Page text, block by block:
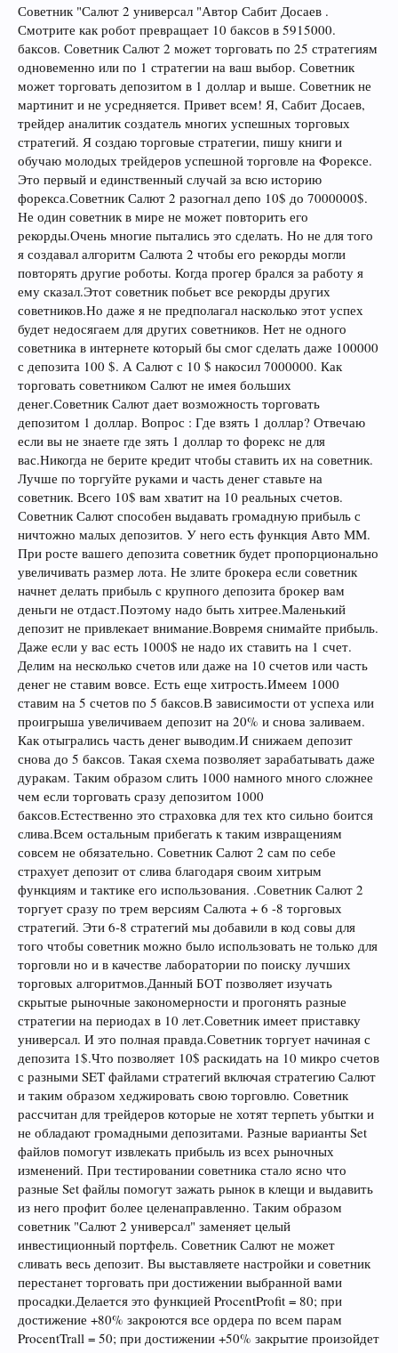
Советник "Салют 2 универсал "Автор Сабит Досаев .
Смотрите как робот превращает 10 баксов в 5915000.
баксов. Советник Салют 2 может торговать по 25 стратегиям
одновеменно или по 1 стратегии на ваш выбор. Советник
может торговать депозитом в 1 доллар и выше. Советник не
мартинит и не усредняется. Привет всем! Я, Сабит Досаев,
трейдер аналитик создатель многих успешных торговых
стратегий. Я создаю торговые стратегии, пишу книги и
обучаю молодых трейдеров успешной торговле на Форексе.
Это первый и единственный случай за всю историю
форекса.Советник Салют 2 разогнал депо 10$ до 7000000$.
Не один советник в мире не может повторить его
рекорды.Очень многие пытались это сделать. Но не для того
я создавал алгоритм Салюта 2 чтобы его рекорды могли
повторять другие роботы. Когда прогер брался за работу я
ему сказал.Этот советник побьет все рекорды других
советников.Но даже я не предполагал насколько этот успех
будет недосягаем для других советников. Нет не одного
советника в интернете который бы смог сделать даже 100000
с депозита 100 $. А Салют с 10 $ накосил 7000000. Как
торговать советником Салют не имея больших
денег.Советник Салют дает возможность торговать
депозитом 1 доллар. Вопрос : Где взять 1 доллар? Отвечаю
если вы не знаете где зять 1 доллар то форекс не для
вас.Никогда не берите кредит чтобы ставить их на советник.
Лучше по торгуйте руками и часть денег ставьте на
советник. Всего 10$ вам хватит на 10 реальных счетов.
Советник Салют способен выдавать громадную прибыль с
ничтожно малых депозитов. У него есть функция Авто ММ.
При росте вашего депозита советник будет пропорционально
увеличивать размер лота. Не злите брокера если советник
начнет делать прибыль с крупного депозита брокер вам
деньги не отдаст.Поэтому надо быть хитрее.Маленький
депозит не привлекает внимание.Вовремя снимайте прибыль.
Даже если у вас есть 1000$ не надо их ставить на 1 счет.
Делим на несколько счетов или даже на 10 счетов или часть
денег не ставим вовсе. Есть еще хитрость.Имеем 1000
ставим на 5 счетов по 5 баксов.В зависимости от успеха или
проигрыша увеличиваем депозит на 20% и снова заливаем.
Как отыгрались часть денег выводим.И снижаем депозит
снова до 5 баксов. Такая схема позволяет зарабатывать даже
дуракам. Таким образом слить 1000 намного много сложнее
чем если торговать сразу депозитом 1000
баксов.Естественно это страховка для тех кто сильно боится
слива.Всем остальным прибегать к таким извращениям
совсем не обязательно. Советник Салют 2 сам по себе
страхует депозит от слива благодаря своим хитрым
функциям и тактике его использования. .Советник Салют 2
торгует сразу по трем версиям Салюта + 6 -8 торговых
стратегий. Эти 6-8 стратегий мы добавили в код совы для
того чтобы советник можно было использовать не только для
торговли но и в качестве лаборатории по поиску лучших
торговых алгоритмов.Данный БОТ позволяет изучать
скрытые рыночные закономерности и прогонять разные
стратегии на периодах в 10 лет.Советник имеет приставку
универсал. И это полная правда.Советник торгует начиная с
депозита 1$.Что позволяет 10$ раскидать на 10 микро счетов
с разными SET файлами стратегий включая стратегию Салют
и таким образом хеджировать свою торговлю. Советник
рассчитан для трейдеров которые не хотят терпеть убытки и
не обладают громадными депозитами. Разные варианты Set
файлов помогут извлекать прибыль из всех рыночных
изменений. При тестировании советника стало ясно что
разные Set файлы помогут зажать рынок в клещи и выдавить
из него профит более целенаправленно. Таким образом
советник "Салют 2 универсал" заменяет целый
инвестиционный портфель. Советник Салют не может
сливать весь депозит. Вы выставляете настройки и советник
перестанет торговать при достижении выбранной вами
просадки.Делается это функцией ProcentProfit = 80; при
достижение +80% закроются все ордера по всем парам
ProcentTrall = 50; при достижении +50% закрытие произойдет